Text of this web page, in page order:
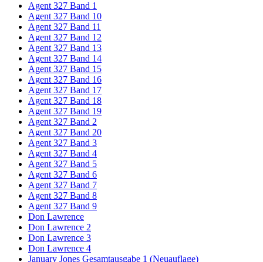
Agent 327 Band 1
Agent 327 Band 10
Agent 327 Band 11
Agent 327 Band 12
Agent 327 Band 13
Agent 327 Band 14
Agent 327 Band 15
Agent 327 Band 16
Agent 327 Band 17
Agent 327 Band 18
Agent 327 Band 19
Agent 327 Band 2
Agent 327 Band 20
Agent 327 Band 3
Agent 327 Band 4
Agent 327 Band 5
Agent 327 Band 6
Agent 327 Band 7
Agent 327 Band 8
Agent 327 Band 9
Don Lawrence
Don Lawrence 2
Don Lawrence 3
Don Lawrence 4
January Jones Gesamtausgabe 1 (Neuauflage)